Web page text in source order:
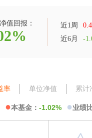
值回报： 近1周
近6月
-
率 单位净值 累计
●本基金： -1.02% ●业绩